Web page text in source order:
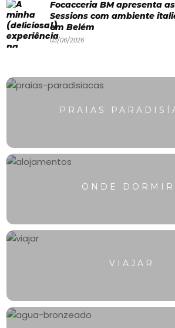
Focacceria BM apresenta
Sessions com ambiente
em Belém
03/06/2026
PRAIAS
ONDE
VIAJAR